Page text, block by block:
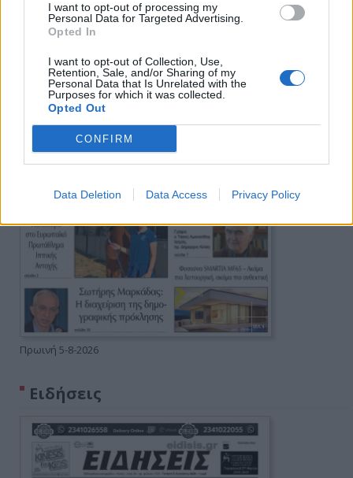
I want to opt-out of processing my
Personal Data for Targeted Advertising.
Opted In
I want to opt-out of Collection, Use,
Retention, Sale, and/or Sharing of my
Personal Data that Is Unrelated with the
Purposes for which it was collected.
Opted Out
CONFIRM
Data Deletion Data Access Privacy Policy
Πρωινή 5-8-2026
Ειδήσεις